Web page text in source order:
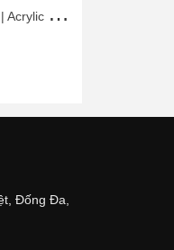
G
hế tựa lưng Acrylic cao cấp | Acrylic Chair
Đống Đa,